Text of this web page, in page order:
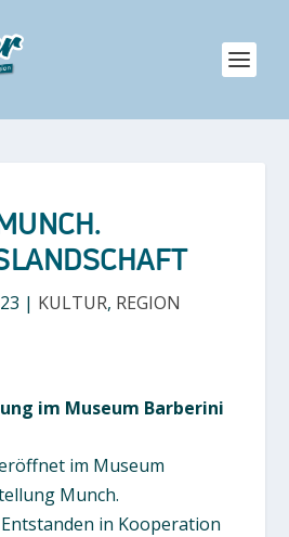
| KULTUR, REGION
im Museum Barberini
im Museum
Munch.
in Kooperation